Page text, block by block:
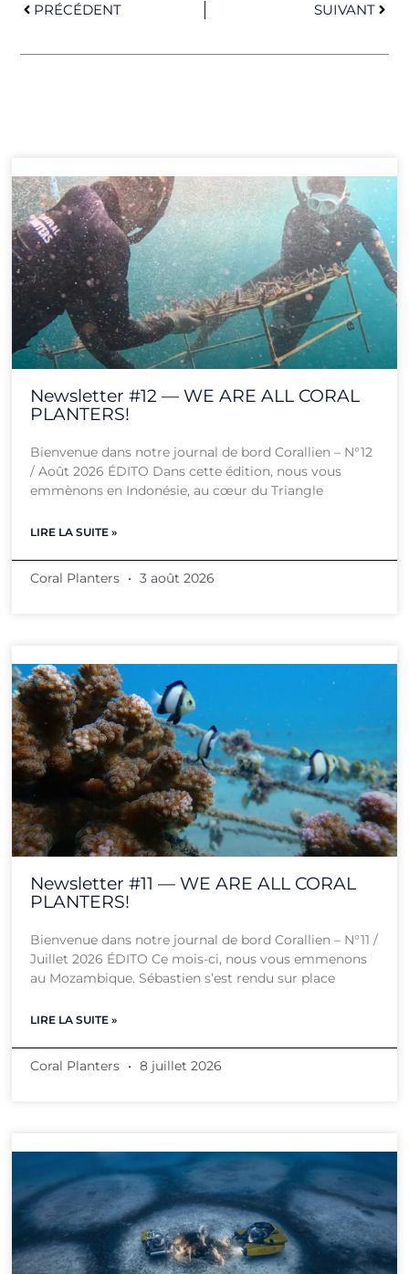
PRÉCÉDENT SUIVANT
Newsletter #12 — WE ARE ALL CORAL
PLANTERS!
Bienvenue dans notre journal de bord Corallien – N°12
/ Août 2026 ÉDITO Dans cette édition, nous vous
emmènons en Indonésie, au cœur du Triangle
LIRE LA SUITE »
Coral Planters 3 août 2026
Newsletter #11 — WE ARE ALL CORAL
PLANTERS!
Bienvenue dans notre journal de bord Corallien – N°11 /
Juillet 2026 ÉDITO Ce mois-ci, nous vous emmenons
au Mozambique. Sébastien s’est rendu sur place
LIRE LA SUITE »
Coral Planters 8 juillet 2026